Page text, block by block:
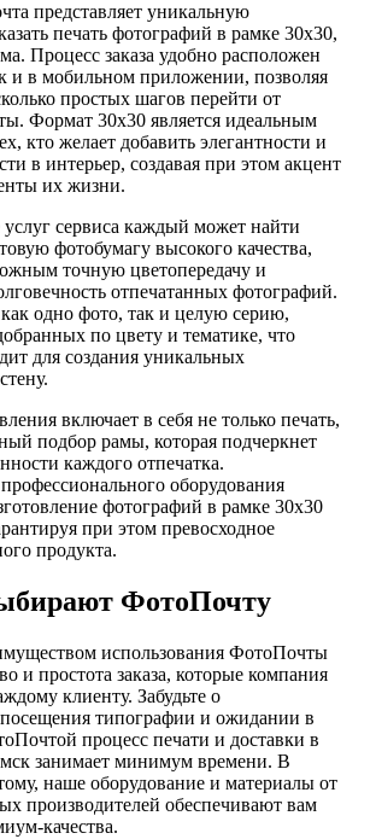
представляет уникальную
печать фотографий в рамке 30х30,
Процесс заказа удобно расположен
и в мобильном приложении, позволяя
простых шагов перейти от
Формат 30х30 является идеальным
кто желает добавить элегантности и
в интерьер, создавая при этом акцент
их жизни.
услуг сервиса каждый может найти
фотобумагу высокого качества,
точную цветопередачу и
отпечатанных фотографий.
одно фото, так и целую серию,
по цвету и тематике, что
для создания уникальных
включает в себя не только печать,
подбор рамы, которая подчеркнет
каждого отпечатка.
оборудования
фотографий в рамке 30х30
при этом превосходное
продукта.
ФотоПочту
использования ФотоПочты
и простота заказа, которые компания
клиенту. Забудьте о
типографии и ожидании в
процесс печати и доставки в
занимает минимум времени. В
наше оборудование и материалы от
производителей обеспечивают вам
качества.